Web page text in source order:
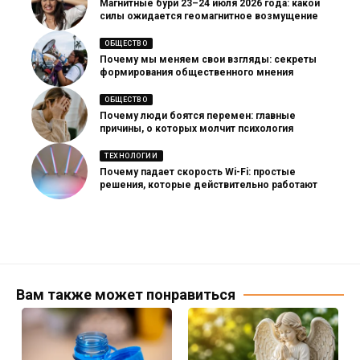
Магнитные бури 23–24 июля 2026 года: какой
силы ожидается геомагнитное возмущение
ОБЩЕСТВО
Почему мы меняем свои взгляды: секреты
формирования общественного мнения
ОБЩЕСТВО
Почему люди боятся перемен: главные
причины, о которых молчит психология
ТЕХНОЛОГИИ
Почему падает скорость Wi-Fi: простые
решения, которые действительно работают
Вам также может понравиться